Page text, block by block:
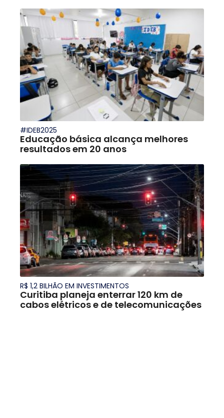
#IDEB2025
Educação básica alcança melhores
resultados em 20 anos
R$ 1,2 BILHÃO EM INVESTIMENTOS
Curitiba planeja enterrar 120 km de
cabos elétricos e de telecomunicações